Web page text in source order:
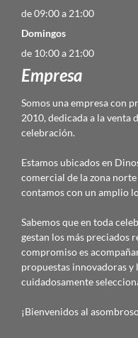
de 09:00 a 21:00
Domingos
de 10:00 a 21:00
Empresa
Somos una empresa con
2010, dedicada a la
celebración.
Estamos ubicados en
comercial de la zona
contamos con un amplio
Sabemos que en toda
gestan los más preciados
compromiso es
propuestas innovadoras
cuidadosamente
¡Bienvenidos al